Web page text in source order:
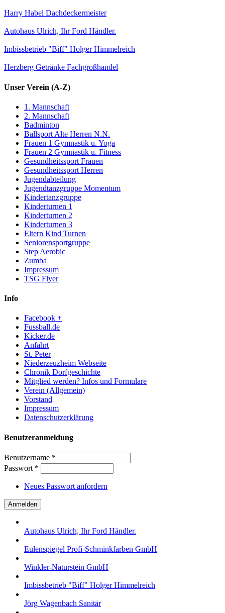
Harry Habel Dachdeckermeister
Autohaus Ulrich, Ihr Ford Händler.
Imbissbetrieb "Biff" Holger Himmelreich
Herzberg Getränke Fachgroßhandel
Unser Verein (A-Z)
1. Mannschaft
2. Mannschaft
Badminton
Ballsport Alte Herren N.N.
Frauen 1 Gymnastik u. Yoga
Frauen 2 Gymnastik u. Fitness
Gesundheitssport Frauen
Gesundheitssport Herren
Jugendabteilung
Jugendtanzgruppe Momentum
Kindertanzgruppe
Kinderturnen 1
Kinderturnen 2
Kinderturnen 3
Eltern Kind Turnen
Seniorensportgruppe
Step Aerobic
Zumba
Impressum
TSG Flyer
Info
Facebook +
Fussball.de
Kicker.de
Anfahrt
St. Peter
Niederzeuzheim Webseite
Chronik Dorfgeschichte
Mitglied werden? Infos und Formulare
Verein (Allgemein)
Vorstand
Impressum
Datenschutzerklärung
Benutzeranmeldung
Benutzername *
Passwort *
Neues Passwort anfordern
Autohaus Ulrich, Ihr Ford Händler.
Eulenspiegel Profi-Schminkfarben GmbH
Winkler-Naturstein GmbH
Imbissbetrieb "Biff" Holger Himmelreich
Jörg Wagenbach Sanitär